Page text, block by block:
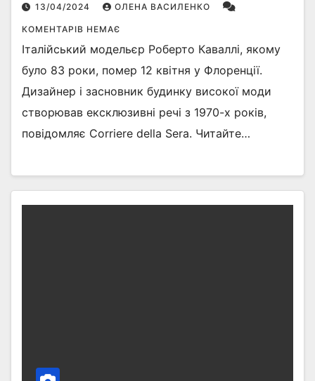
13/04/2024 ОЛЕНА ВАСИЛЕНКО
КОМЕНТАРІВ НЕМАЄ
Італійський модельєр Роберто Каваллі, якому
було 83 роки, помер 12 квітня у Флоренції.
Дизайнер і засновник будинку високої моди
створював ексклюзивні речі з 1970-х років,
повідомляє Corriere della Sera. Читайте…